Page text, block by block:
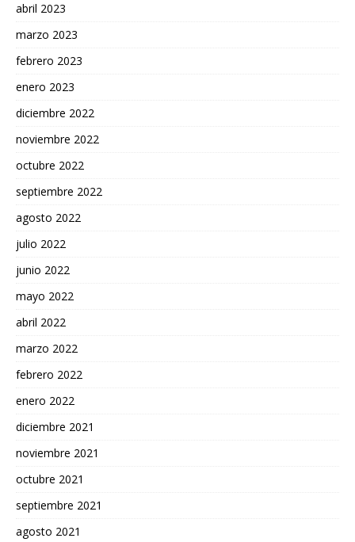
abril 2023
marzo 2023
febrero 2023
enero 2023
diciembre 2022
noviembre 2022
octubre 2022
septiembre 2022
agosto 2022
julio 2022
junio 2022
mayo 2022
abril 2022
marzo 2022
febrero 2022
enero 2022
diciembre 2021
noviembre 2021
octubre 2021
septiembre 2021
agosto 2021